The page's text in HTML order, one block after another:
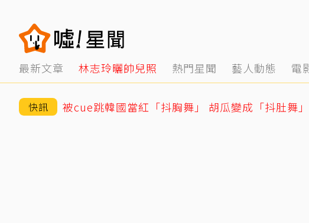
最新文章 林志玲曬帥兒照 熱門星聞 藝人動態 電
快訊 被cue跳韓國當紅「抖胸舞」 胡瓜變成「抖肚舞